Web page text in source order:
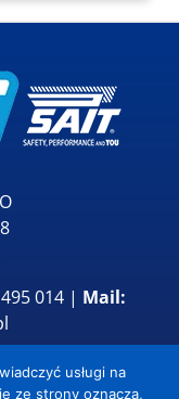
014 | Mail:
usługi na
ze strony oznacza,